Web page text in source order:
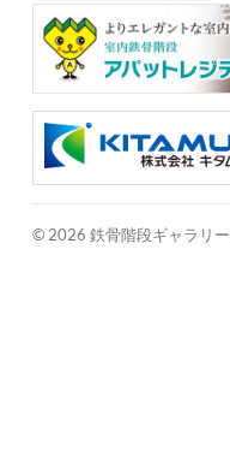
© 2026 鉄骨階段ギャラリー_